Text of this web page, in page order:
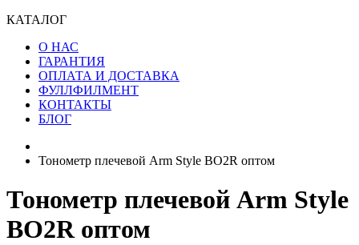
КАТАЛОГ
О НАС
ГАРАНТИЯ
ОПЛАТА И ДОСТАВКА
ФУЛЛФИЛМЕНТ
КОНТАКТЫ
БЛОГ
Тонометр плечевой Arm Style BO2R оптом
Тонометр плечевой Arm Style
BO2R оптом